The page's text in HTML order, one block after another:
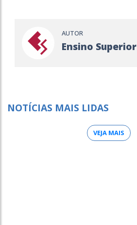
AUTOR
Ensino Superior
NOTÍCIAS MAIS LIDAS
VEJA MAIS